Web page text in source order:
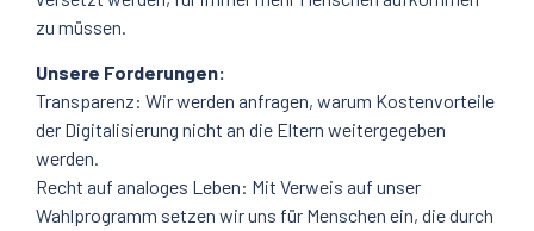
zu müssen.
Unsere Forderungen:
Transparenz: Wir werden anfragen, warum Kostenvorteile
der Digitalisierung nicht an die Eltern weitergegeben
werden.
Recht auf analoges Leben: Mit Verweis auf unser
Wahlprogramm setzen wir uns für Menschen ein, die durch